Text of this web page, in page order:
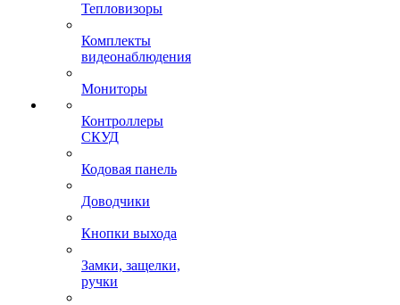
Тепловизоры
Комплекты
видеонаблюдения
Мониторы
Контроллеры
СКУД
Кодовая панель
Доводчики
Кнопки выхода
Замки, защелки,
ручки